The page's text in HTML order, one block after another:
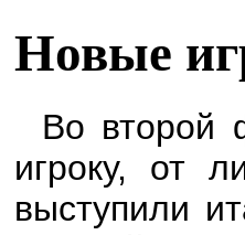
Новые
Во второй
игроку, от
выступили